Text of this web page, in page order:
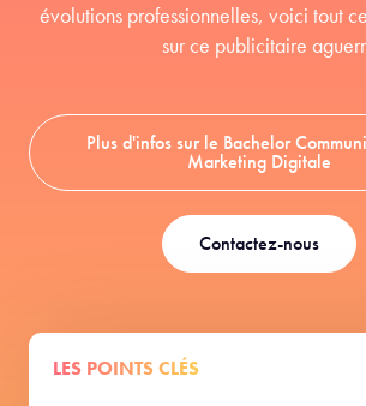
évolutions professionnelles, voici tout
sur ce publicitaire
Plus d'infos sur le Bachelor
Marketing Digitale
Contactez-nous
LES POINTS CLÉS